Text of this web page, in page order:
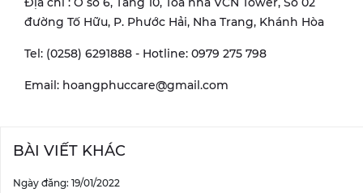
đường Tố Hữu, P. Phước Hải, Nha Trang, Khánh Hòa
Tel: (0258) 6291888 - Hotline: 0979 275 798
Email: hoangphuccare@gmail.com
BÀI VIẾT KHÁC
Ngày đăng: 19/01/2022